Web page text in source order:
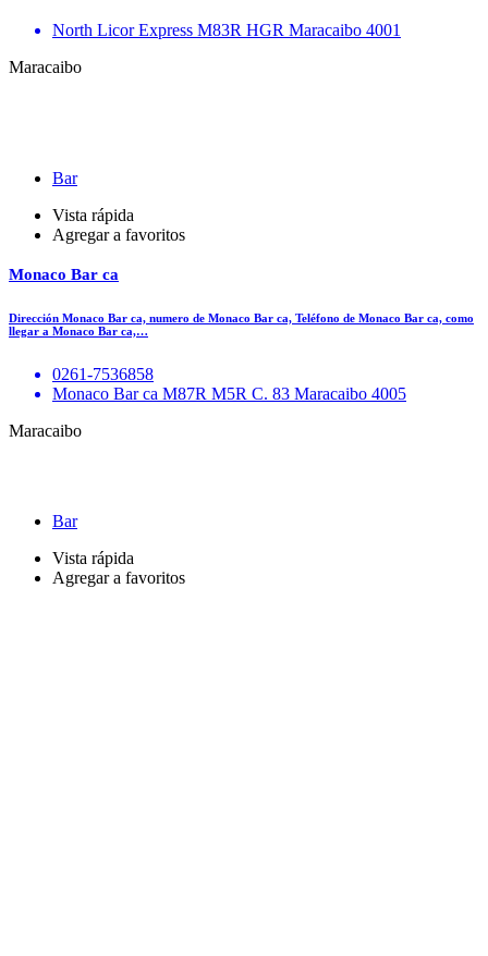
North Licor Express M83R HGR Maracaibo 4001
Maracaibo
Bar
Vista rápida
Agregar a favoritos
Monaco Bar ca
Dirección Monaco Bar ca, numero de Monaco Bar ca, Teléfono de Monaco Bar ca, como
llegar a Monaco Bar ca,…
0261-7536858
Monaco Bar ca M87R M5R C. 83 Maracaibo 4005
Maracaibo
Bar
Vista rápida
Agregar a favoritos